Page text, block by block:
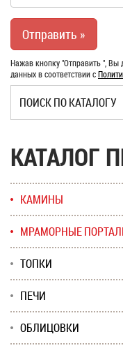
Нажав кнопку "Отправить ", Вы
данных в соответствии с
КАТАЛОГ
КАМИНЫ
МРАМОРНЫЕ
ТОПКИ
ПЕЧИ
ОБЛИЦОВКИ